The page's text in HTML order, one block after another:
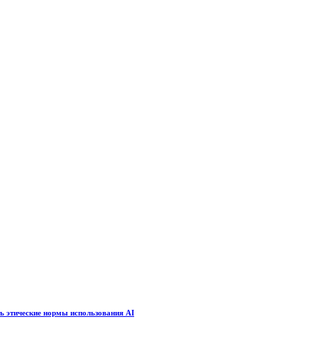
этические нормы использования AI